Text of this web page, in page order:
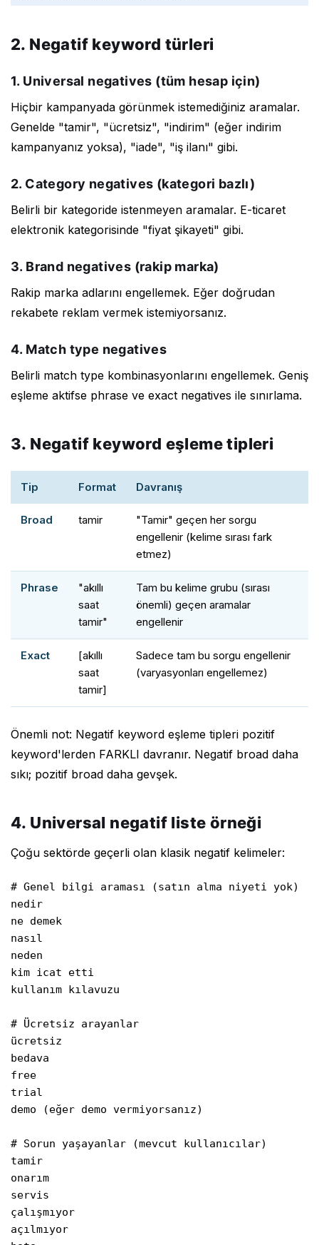
2. Negatif keyword türleri
1. Universal negatives (tüm hesap için)
Hiçbir kampanyada görünmek istemediğiniz aramalar.
Genelde "tamir", "ücretsiz", "indirim" (eğer indirim
kampanyanız yoksa), "iade", "iş ilanı" gibi.
2. Category negatives (kategori bazlı)
Belirli bir kategoride istenmeyen aramalar. E-ticaret
elektronik kategorisinde "fiyat şikayeti" gibi.
3. Brand negatives (rakip marka)
Rakip marka adlarını engellemek. Eğer doğrudan
rekabete reklam vermek istemiyorsanız.
4. Match type negatives
Belirli match type kombinasyonlarını engellemek. Geniş
eşleme aktifse phrase ve exact negatives ile sınırlama.
3. Negatif keyword eşleme tipleri
Tip Format Davranış
Broad tamir
"Tamir" geçen her sorgu
engellenir (kelime sırası fark
etmez)
Phrase
"akıllı
saat
tamir"
Tam bu kelime grubu (sırası
önemli) geçen aramalar
engellenir
Exact
[akıllı
saat
tamir]
Sadece tam bu sorgu engellenir
(varyasyonları engellemez)
Önemli not: Negatif keyword eşleme tipleri pozitif
keyword'lerden FARKLI davranır. Negatif broad daha
sıkı; pozitif broad daha gevşek.
4. Universal negatif liste örneği
Çoğu sektörde geçerli olan klasik negatif kelimeler:
# Genel bilgi araması (satın alma niyeti yok)
nedir
ne demek
nasıl
neden
kim icat etti
kullanım kılavuzu
# Ücretsiz arayanlar
ücretsiz
bedava
free
trial
demo (eğer demo vermiyorsanız)
# Sorun yaşayanlar (mevcut kullanıcılar)
tamir
onarım
servis
çalışmıyor
açılmıyor